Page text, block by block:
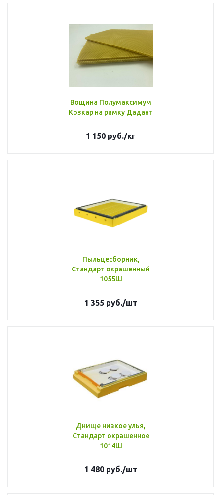
Вощина Полумаксимум
Козкар на рамку Дадант
1 150 руб./кг
Пыльцесборник,
Стандарт окрашенный
1055Ш
1 355руб./шт
Днище низкое улья,
Стандарт окрашенное
1014Ш
1 480руб./шт